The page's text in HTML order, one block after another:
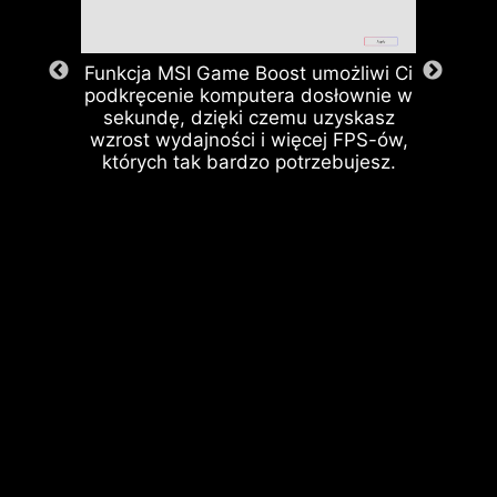
Funkcja MSI Game Boost umożliwi Ci
podkręcenie komputera dosłownie w
sekundę, dzięki czemu uzyskasz
wzrost wydajności i więcej FPS-ów,
których tak bardzo potrzebujesz.
Procesor / Układ scalony PWM